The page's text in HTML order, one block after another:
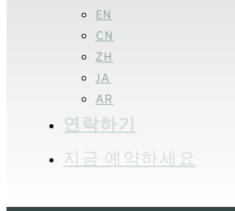
EN
CN
ZH
JA
AR
연락하기
지금 예약하세요